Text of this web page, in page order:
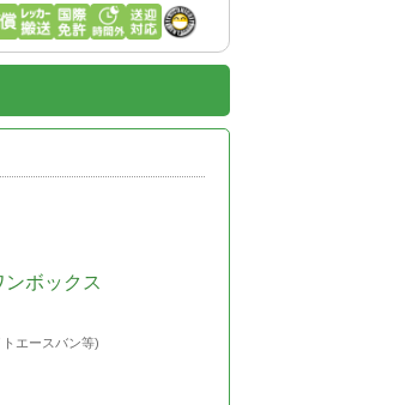
ボックス
エースバン等)